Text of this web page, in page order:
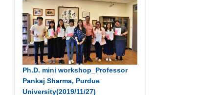
Ph.D. mini workshop_Professor
Pankaj Sharma, Purdue
University(2019/11/27)